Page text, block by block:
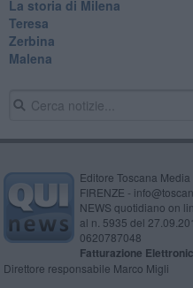
La storia di Milena
Teresa
Zerbina
Malena
Editore Toscana
FIRENZE -
NEWS quotidiano on
al n. 5935 del
0620787048
Fatturazione
Direttore responsabile Marco Migli